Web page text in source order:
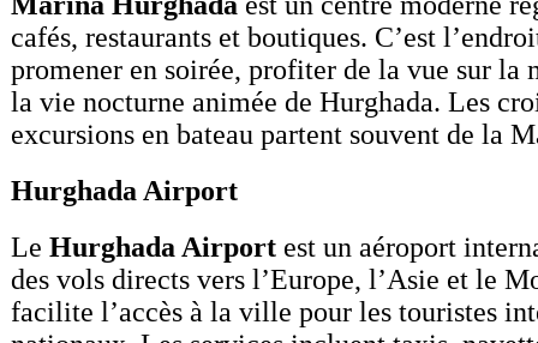
cafés, restaurants et boutiques. C’est
promener en soirée, profiter de la vue sur la
la vie nocturne animée de Hurghada. Les
excursions en bateau partent souvent de la
Hurghada Airport
Le Hurghada Airport est un aéroport
des vols directs vers l’Europe, l’Asie et le
facilite l’accès à la ville pour les touristes